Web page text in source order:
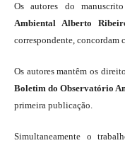
Os autores do
Ambiental Alberto
correspondente, concordam
Os autores mantêm os
Boletim do Observatório
primeira publicação.
Simultaneamente o